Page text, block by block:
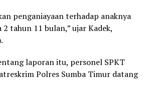
penganiayaan terhadap anaknya
2 tahun 11 bulan,” ujar Kadek,
laporan itu, personel SPKT
Polres Sumba Timur datang